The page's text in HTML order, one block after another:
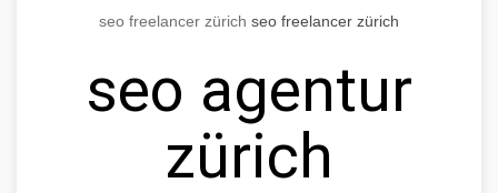
seo freelancer zürich seo freelancer zürich
seo agentur
zürich